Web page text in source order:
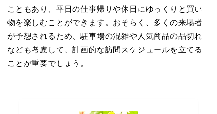
こともあり、平日の仕事帰りや休日にゆっくりと買い
物を楽しむことができます。おそらく、多くの来場者
が予想されるため、駐車場の混雑や人気商品の品切れ
なども考慮して、計画的な訪問スケジュールを立てる
ことが重要でしょう。